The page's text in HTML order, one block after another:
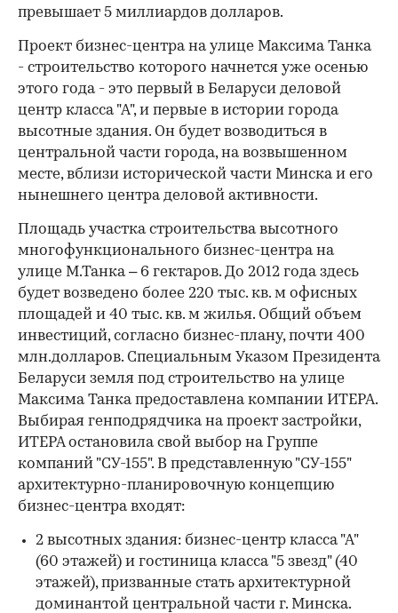
превышает 5 миллиардов долларов.
Проект бизнес-центра на улице Максима Танка
- строительство которого начнется уже осенью
этого года - это первый в Беларуси деловой
центр класса "А", и первые в истории города
высотные здания. Он будет возводиться в
центральной части города, на возвышенном
месте, вблизи исторической части Минска и его
нынешнего центра деловой активности.
Площадь участка строительства высотного
многофункционального бизнес-центра на
улице М.Танка – 6 гектаров. До 2012 года здесь
будет возведено более 220 тыс. кв. м офисных
площадей и 40 тыс. кв. м жилья. Общий объем
инвестиций, согласно бизнес-плану, почти 400
млн.долларов. Специальным Указом Президента
Беларуси земля под строительство на улице
Максима Танка предоставлена компании ИТЕРА.
Выбирая генподрядчика на проект застройки,
ИТЕРА остановила свой выбор на Группе
компаний "СУ-155". В представленную "СУ-155"
архитектурно-планировочную концепцию
бизнес-центра входят:
2 высотных здания: бизнес-центр класса "А"
(60 этажей) и гостиница класса "5 звезд" (40
этажей), призванные стать архитектурной
доминантой центральной части г. Минска.